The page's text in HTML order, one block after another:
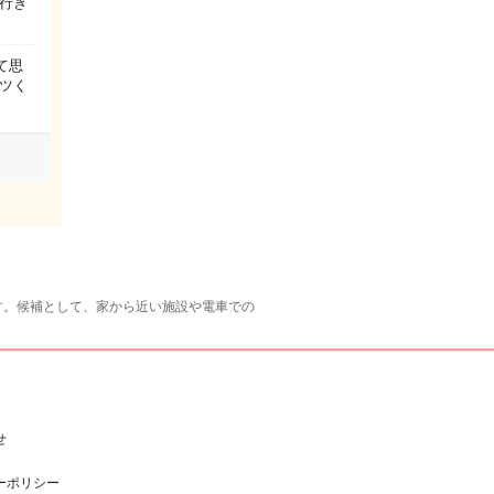
思
く
候補として、家から近い施設や電車での
ポリシー